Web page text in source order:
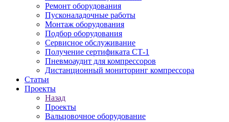
Ремонт оборудования
Пусконаладочные работы
Монтаж оборудования
Подбор оборудования
Сервисное обслуживание
Получение сертификата СТ-1
Пневмоаудит для компрессоров
Дистанционный мониторинг компрессора
Статьи
Проекты
Назад
Проекты
Вальцовочное оборудование